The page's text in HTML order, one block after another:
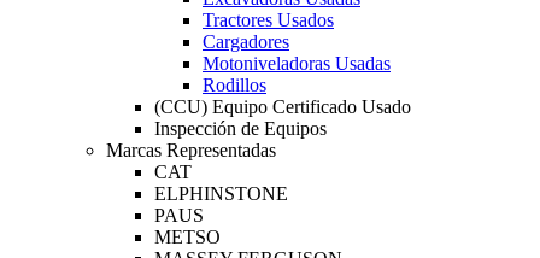
Tractores Usados
Cargadores
Motoniveladoras Usadas
Rodillos
(CCU) Equipo Certificado Usado
Inspección de Equipos
Marcas Representadas
CAT
ELPHINSTONE
PAUS
METSO